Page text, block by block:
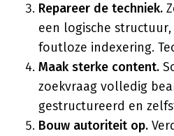
Repareer de techniek.
een logische
foutloze indexering.
Maak sterke content.
zoekvraag volledig
gestructureerd en
Bouw autoriteit op.